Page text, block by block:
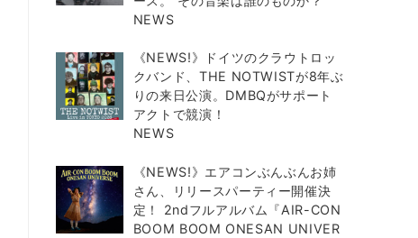
NEWS
《NEWS!》ドイツのクラウトロッ
クバンド、THE NOTWISTが8年ぶ
りの来日公演。DMBQがサポート
アクトで競演！
NEWS
《NEWS!》エアコンぶんぶんお姉
さん、リリースパーティー開催決
定！ 2ndフルアルバム『AIR-CON
BOOM BOOM ONESAN UNIVER